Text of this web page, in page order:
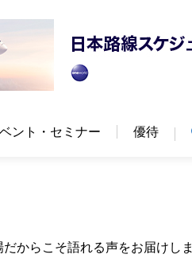
ント・セミナー 優待
からこそ語れる声をお届けしま